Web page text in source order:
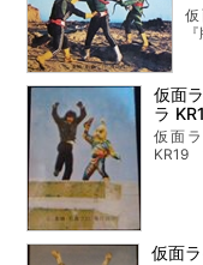
仮面
ラ
仮面
KR19
仮面